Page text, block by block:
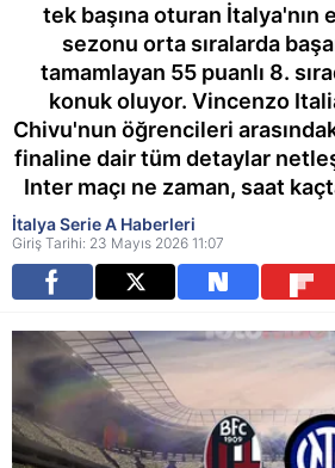
tek başına oturan İtalya'nın
sezonu orta sıralarda
tamamlayan 55 puanlı 8.
konuk oluyor. Vincenzo
Chivu'nun öğrencileri
finaline dair tüm detaylar
Inter maçı ne zaman, saat
İtalya Serie A Haberleri
Giriş Tarihi: 23 Mayıs 2026 11:07